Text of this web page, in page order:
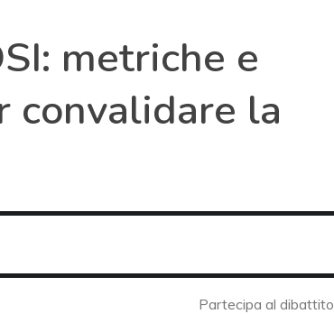
metriche e
convalidare la
Partecipa al dibattito